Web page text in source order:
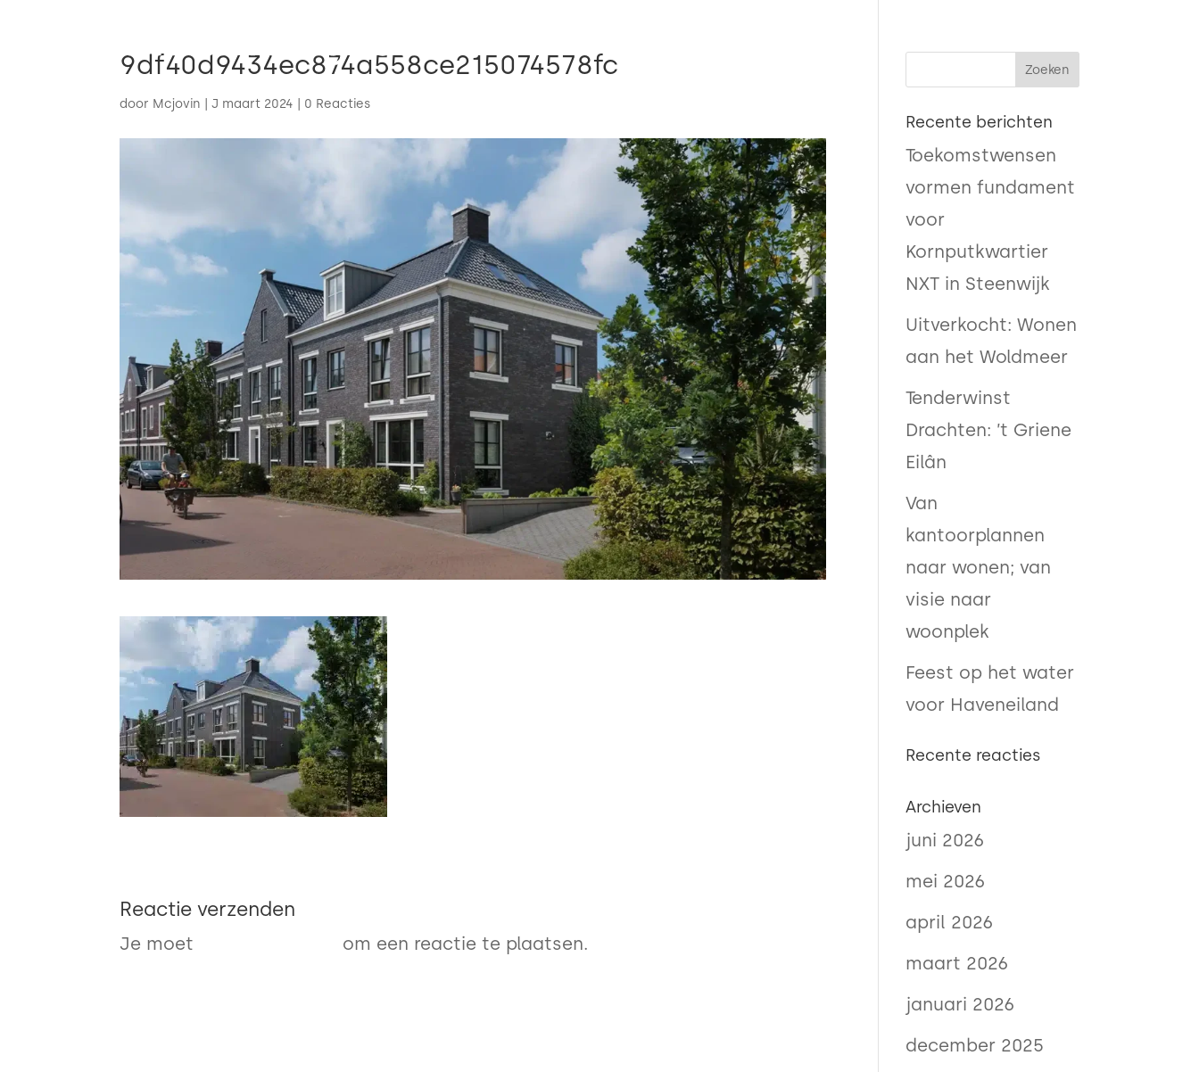
9df40d9434ec874a558ce215074578fc
door Mcjovin |J maart 2024 0 Reacties
Reactie verzenden
Je moet om een reactie te plaatsen.
Recente berichten
Toekomstwensen
vormen fundament
voor
Kornputkwartier
NXT in Steenwijk
Uitverkocht: Wonen
aan het Woldmeer
Tenderwinst
Drachten: ’t Griene
Eilân
Van
kantoorplannen
naar wonen; van
visie naar
woonplek
Feest op het water
voor Haveneiland
Recente reacties
Archieven
juni 2026
mei 2026
april 2026
maart 2026
januari 2026
december 2025